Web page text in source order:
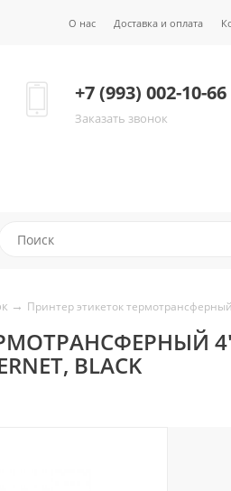
О нас Доставка и оплата
+7 (993) 002-10-66
Заказать звонок
→ Принтер этикеток термотрансферный
4"
BLACK